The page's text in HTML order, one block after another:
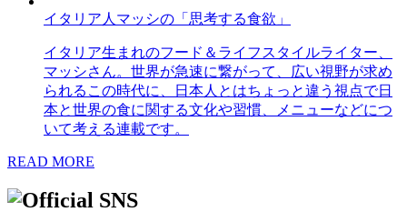
イタリア人マッシの「思考する食欲」
イタリア生まれのフード＆ライフスタイルライター、
マッシさん。世界が急速に繋がって、広い視野が求め
られるこの時代に、日本人とはちょっと違う視点で日
本と世界の食に関する文化や習慣、メニューなどにつ
いて考える連載です。
READ MORE